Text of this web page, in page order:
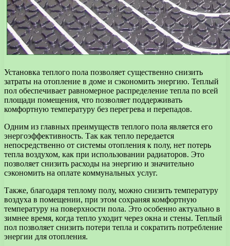
Установка теплого пола позволяет существенно снизить
затраты на отопление в доме и сэкономить энергию. Теплый
пол обеспечивает равномерное распределение тепла по всей
площади помещения, что позволяет поддерживать
комфортную температуру без перегрева и перепадов.
Одним из главных преимуществ теплого пола является его
энергоэффективность. Так как тепло передается
непосредственно от системы отопления к полу, нет потерь
тепла воздухом, как при использовании радиаторов. Это
позволяет снизить расходы на энергию и значительно
сэкономить на оплате коммунальных услуг.
Также, благодаря теплому полу, можно снизить температуру
воздуха в помещении, при этом сохраняя комфортную
температуру на поверхности пола. Это особенно актуально в
зимнее время, когда тепло уходит через окна и стены. Теплый
пол позволяет снизить потери тепла и сократить потребление
энергии для отопления.